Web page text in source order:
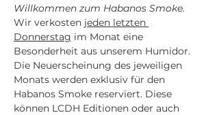
Wir verkosten jeden letzten
Donnerstag im Monat eine
Besonderheit aus unserem Humidor.
Die Neuerscheinung des jeweiligen
Monats werden exklusiv für den
Habanos Smoke reserviert. Diese
können LCDH Editionen oder auch